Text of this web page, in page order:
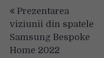
în
articole
Prezentarea
viziunii din spatele
Samsung Bespoke
Home 2022